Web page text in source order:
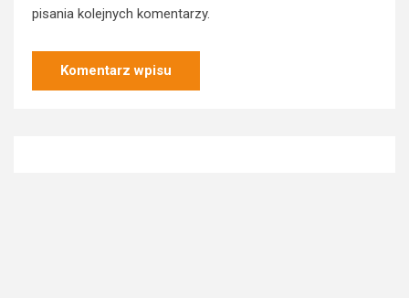
pisania kolejnych komentarzy.